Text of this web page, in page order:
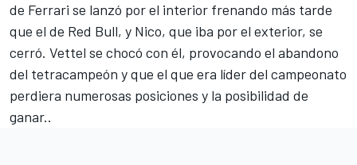
de Ferrari se lanzó por el interior frenando más tarde
que el de Red Bull, y Nico, que iba por el exterior, se
cerró. Vettel se chocó con él, provocando el abandono
del tetracampeón y que el que era líder del campeonato
perdiera numerosas posiciones y la posibilidad de
ganar..